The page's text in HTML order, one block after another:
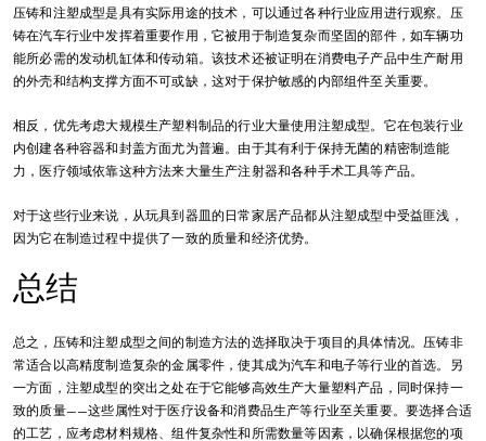
压铸和注塑成型是具有实际用途的技术，可以通过各种行业应用进行观察。压
铸在汽车行业中发挥着重要作用，它被用于制造复杂而坚固的部件，如车辆功
能所必需的发动机缸体和传动箱。该技术还被证明在消费电子产品中生产耐用
的外壳和结构支撑方面不可或缺，这对于保护敏感的内部组件至关重要。
相反，优先考虑大规模生产塑料制品的行业大量使用注塑成型。它在包装行业
内创建各种容器和封盖方面尤为普遍。由于其有利于保持无菌的精密制造能
力，医疗领域依靠这种方法来大量生产注射器和各种手术工具等产品。
对于这些行业来说，从玩具到器皿的日常家居产品都从注塑成型中受益匪浅，
因为它在制造过程中提供了一致的质量和经济优势。
总结
总之，压铸和注塑成型之间的制造方法的选择取决于项目的具体情况。压铸非
常适合以高精度制造复杂的金属零件，使其成为汽车和电子等行业的首选。另
一方面，注塑成型的突出之处在于它能够高效生产大量塑料产品，同时保持一
致的质量——这些属性对于医疗设备和消费品生产等行业至关重要。要选择合适
的工艺，应考虑材料规格、组件复杂性和所需数量等因素，以确保根据您的项